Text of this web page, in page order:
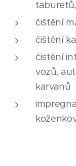
taburetů,
čištění
čištění
čistění
vozů,
karvanů